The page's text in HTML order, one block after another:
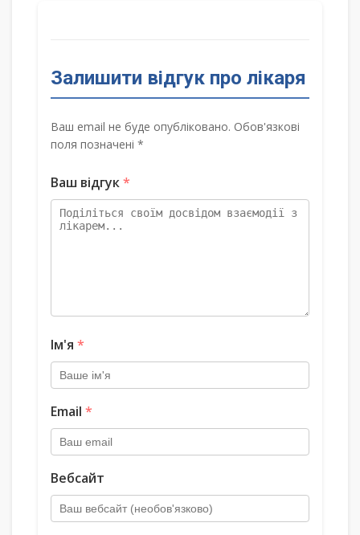
Залишити відгук про лікаря
Ваш email не буде опубліковано. Обов'язкові
поля позначені *
Ваш відгук*
Ім'я *
Email *
Вебсайт